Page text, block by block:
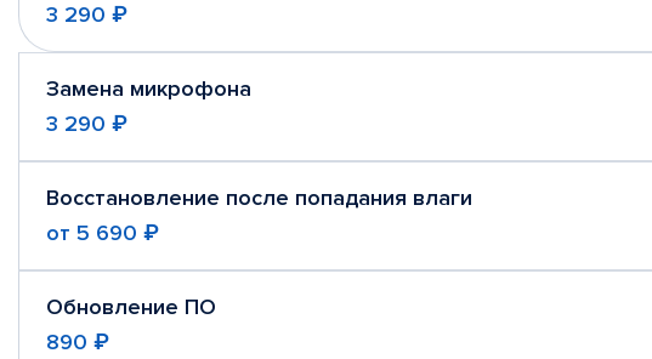
3 290 ₽
Замена микрофона
3 290 ₽
Восстановление после попадания влаги
от 5 690 ₽
Обновление ПО
890 ₽